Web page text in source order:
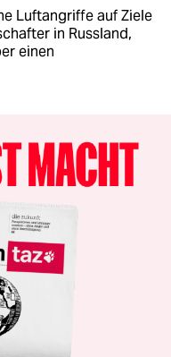
Luftangriffe auf Ziele
in Russland,
einen